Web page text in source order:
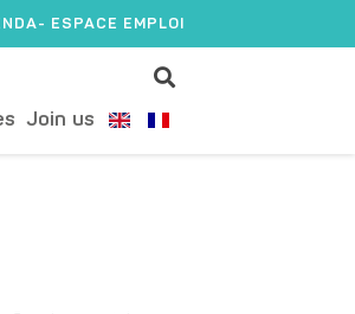
- ESPACE EMPLOI
Join us